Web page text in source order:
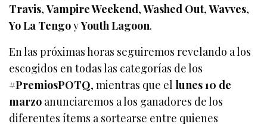
Travis,Vampire Weekend,Washed Out,Wavves,
Yo La TengoyYouth Lagoon.
En las próximas horas seguiremos revelando a los
escogidos en todas las categorías de los
#PremiosPOTQ, mientras que el lunes 10 de
marzo anunciaremos a los ganadores de los
diferentes ítems a sortearse entre quienes